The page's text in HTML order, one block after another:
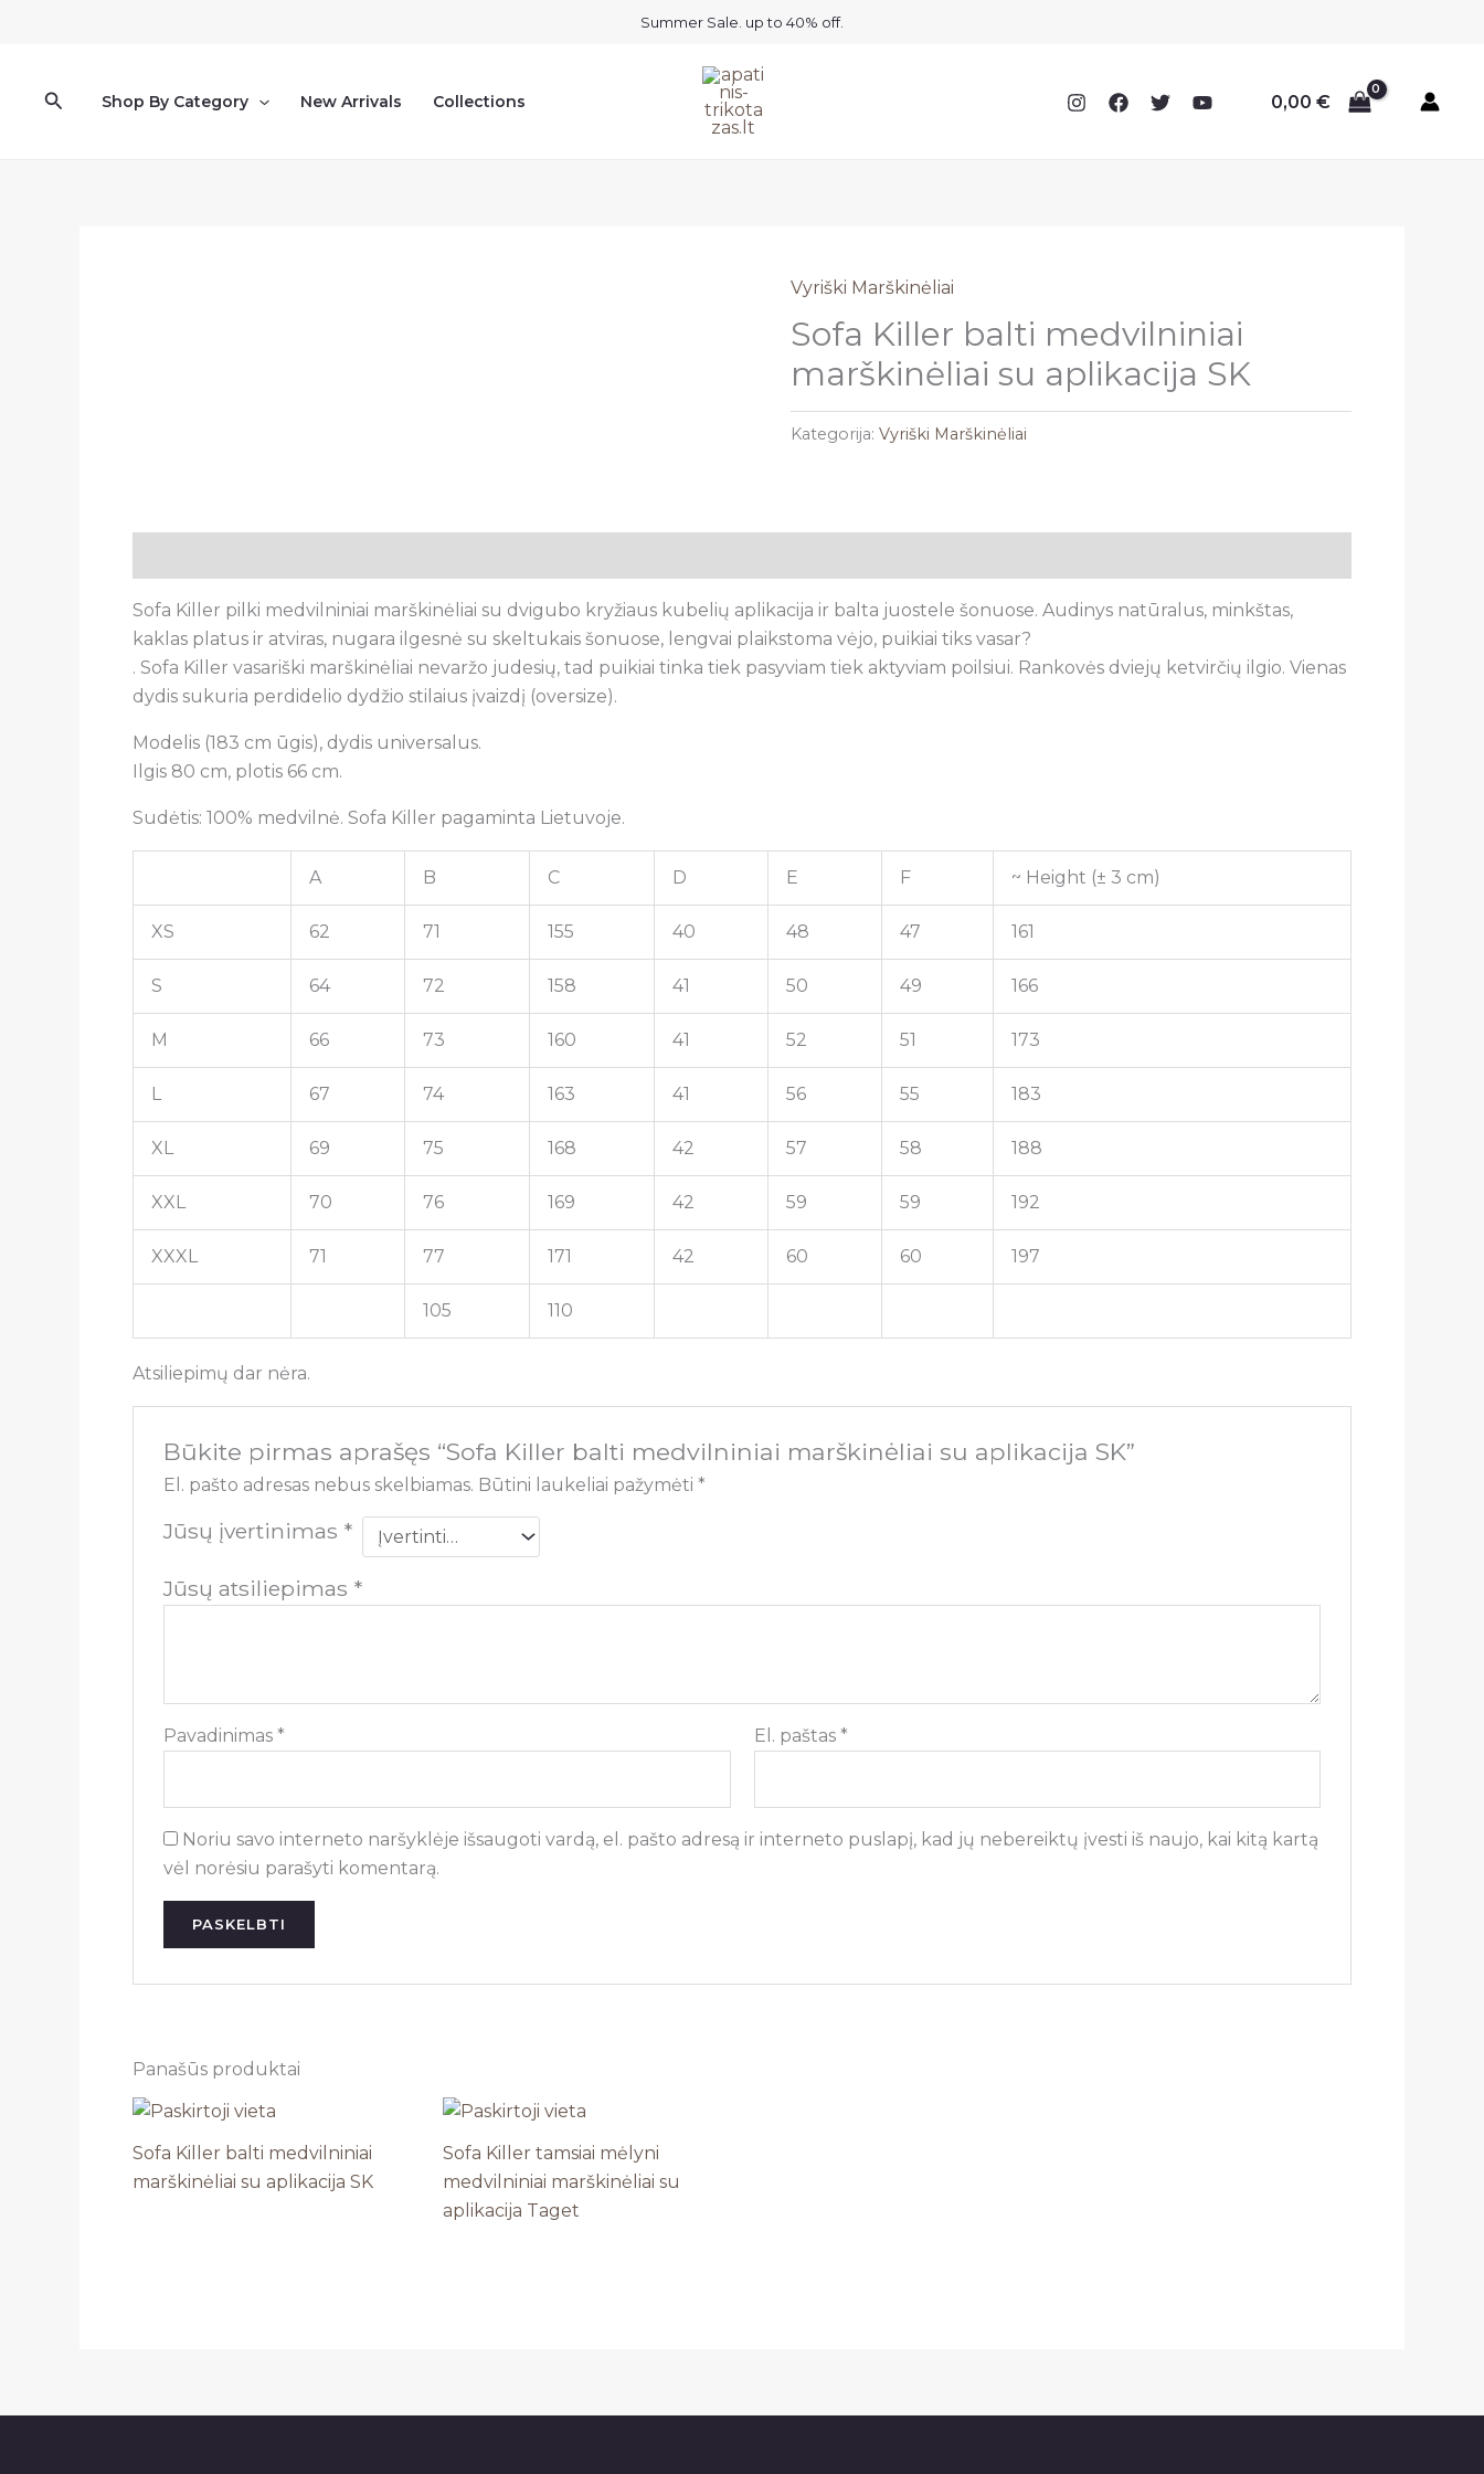
Summer Sale. up to 40% off.
PaieškaShop By Category New Arrivals Collections 0,00 €
Vyriški Marškinėliai
Sofa Killer balti medvilniniai
marškinėliai su aplikacija SK
Kategorija:Vyriški Marškinėliai
Sofa Killer pilki medvilniniai marškinėliai su dvigubo kryžiaus kubelių aplikacija ir balta juostele šonuose. Audinys natūralus, minkštas,
kaklas platus ir atviras, nugara ilgesnė su skeltukais šonuose, lengvai plaikstoma vėjo, puikiai tiks vasar?
. Sofa Killer vasariški marškinėliai nevaržo judesių, tad puikiai tinka tiek pasyviam tiek aktyviam poilsiui. Rankovės dviejų ketvirčių ilgio. Vienas
dydis sukuria perdidelio dydžio stilaius įvaizdį (oversize).
Modelis (183 cm ūgis), dydis universalus.
Ilgis 80 cm, plotis 66 cm.
Sudėtis: 100% medvilnė. Sofa Killer pagaminta Lietuvoje.
A B C D E F ~ Height (± 3 cm)
XS 62 71 155 40 48 47 161
S 64 72 158 41 50 49 166
M 66 73 160 41 52 51 173
L 67 74 163 41 56 55 183
XL 69 75 168 42 57 58 188
XXL 70 76 169 42 59 59 192
XXXL 71 77 171 42 60 60 197
105 110
Atsiliepimų dar nėra.
Būkite pirmas aprašęs “Sofa Killer balti medvilniniai marškinėliai su aplikacija SK”
El. pašto adresas nebus skelbiamas. Būtini laukeliai pažymėti *
Jūsų įvertinimas *
Jūsų atsiliepimas *
Pavadinimas * El. paštas *
Noriu savo interneto naršyklėje išsaugoti vardą, el. pašto adresą ir interneto puslapį, kad jų nebereiktų įvesti iš naujo, kai kitą kartą
vėl norėsiu parašyti komentarą.
Panašūs produktai
Sofa Killer balti medvilniniai
marškinėliai su aplikacija SK
Sofa Killer tamsiai mėlyni
medvilniniai marškinėliai su
aplikacija Taget